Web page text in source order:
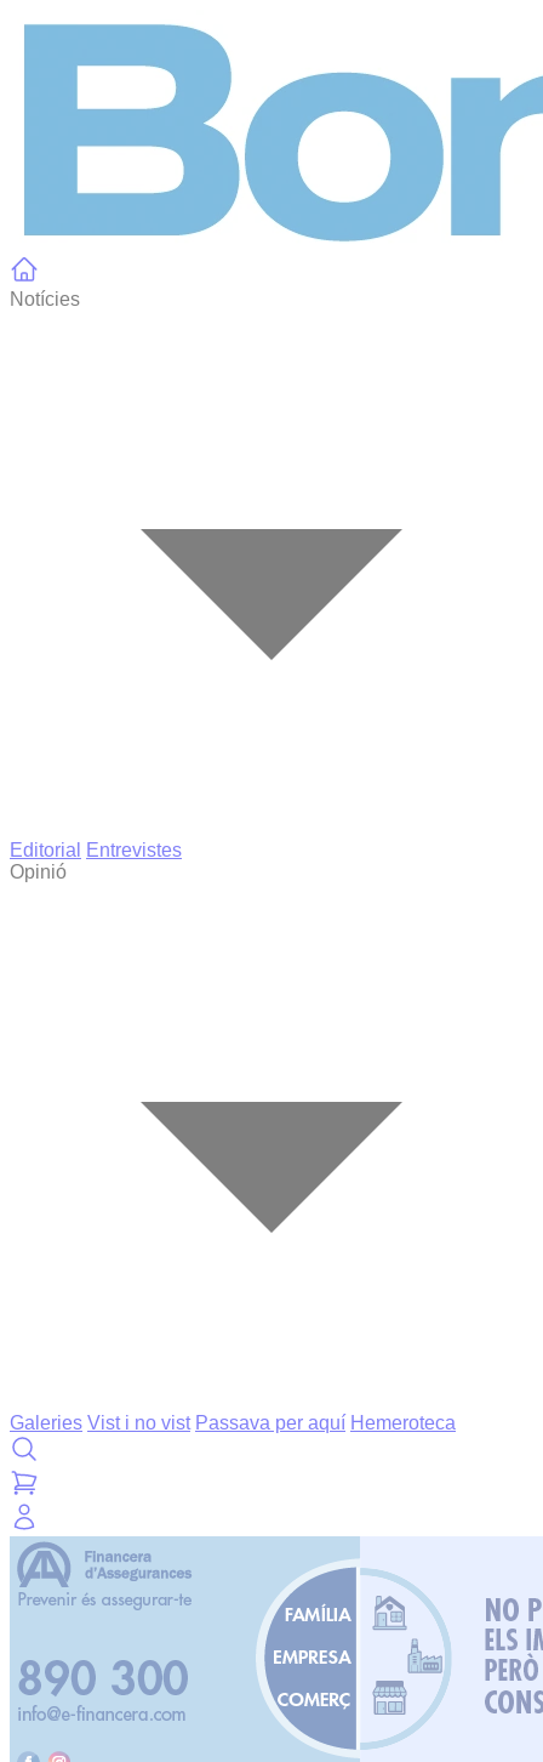
Notícies
Editorial
Entrevistes
Opinió
Galeries Vist i no vist Passava per aquí Hemeroteca